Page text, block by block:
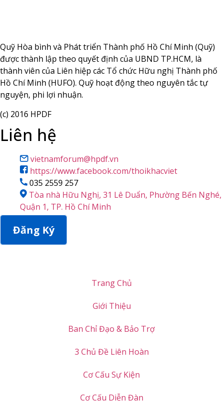
Quỹ Hòa bình và Phát triển Thành phố Hồ Chí Minh (Quỹ)
được thành lập theo quyết định của UBND TP.HCM, là
thành viên của Liên hiệp các Tổ chức Hữu nghị Thành phố
Hồ Chí Minh (HUFO). Quỹ hoạt động theo nguyên tắc tự
nguyện, phi lợi nhuận.
(c) 2016 HPDF
Liên hệ
vietnamforum@hpdf.vn
https://www.facebook.com/thoikhacviet
035 2559 257
Tòa nhà Hữu Nghị, 31 Lê Duẩn, Phường Bến Nghé,
Quận 1, TP. Hồ Chí Minh
Đăng Ký
Trang Chủ
Giới Thiệu
Ban Chỉ Đạo & Bảo Trợ
3 Chủ Đề Liên Hoàn
Cơ Cấu Sự Kiện
Cơ Cấu Diễn Đàn